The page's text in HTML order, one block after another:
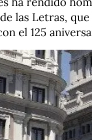
las Letras,
el 125